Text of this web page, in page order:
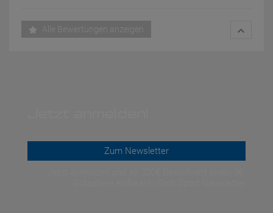
Alle Bewertungen anzeigen
Zum Newsletter